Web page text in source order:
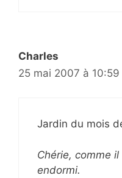
Charles
25 mai 2007 à 10:59
Jardin du mois
Chérie, comme
endormi.